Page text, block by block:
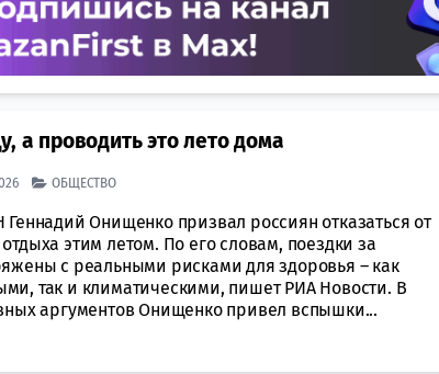
а проводить это лето дома
ОБЩЕСТВО
Геннадий Онищенко призвал россиян отказаться от
этим летом. По его словам, поездки за
с реальными рисками для здоровья – как
так и климатическими, пишет РИА Новости. В
аргументов Онищенко привел вспышки...